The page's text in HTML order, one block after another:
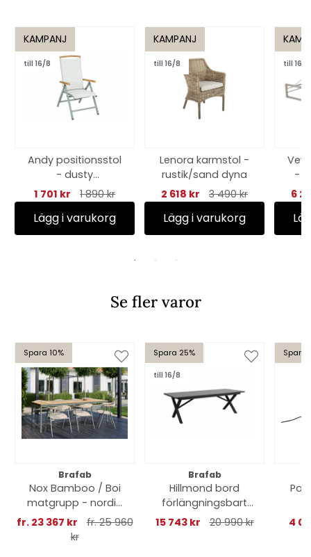
KAMPANJ
till 16/8
Andy positionsstol
- dusty
green/offwhite
textilene
1 701 kr 1 890 kr
Lägg i varukorg
KAMPANJ
till 16/8
Lenora karmstol -
rustik/sand dyna
2 618 kr
3 490 kr
Lägg i varukorg
till 16/8
-
6
Se fler varor
Spara 10%
Brafab
Nox Bamboo / Boi
matgrupp - nordic
green
fr. 23 367 kr
fr. 25 960
kr
Spara 25%
till 16/8
Brafab
Hillmond bord
förlängningsbart
238-297x100 H73
15 743 kr 20 990 kr
Spara
4